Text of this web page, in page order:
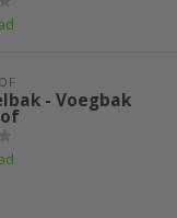
- Voegbak